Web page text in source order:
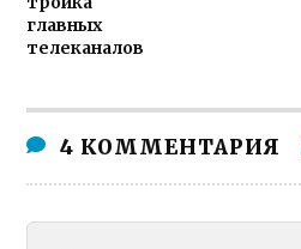
главных
телеканалов
4 КОММЕНТАРИЯ